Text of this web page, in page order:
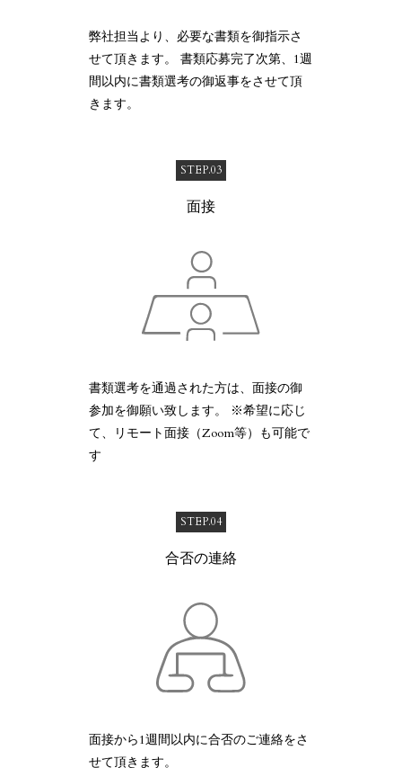
弊社担当より、必要な書類を御指示さ
せて頂きます。 書類応募完了次第、1週
間以内に書類選考の御返事をさせて頂
きます。
STEP.03
面接
書類選考を通過された方は、面接の御
参加を御願い致します。 ※希望に応じ
て、リモート面接（Zoom等）も可能で
す
STEP.04
合否の連絡
面接から1週間以内に合否のご連絡をさ
せて頂きます。